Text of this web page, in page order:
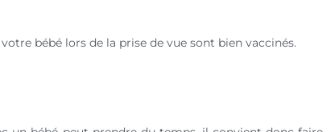
bébé lors de la prise de vue sont bien vaccinés.